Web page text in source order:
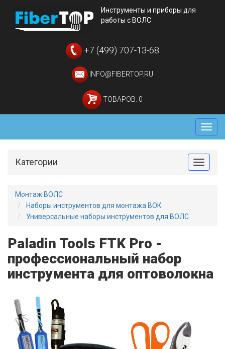
Инструменты и приборы для
работы с ВОЛС
+7 (499) 707-13-68
INFO@FIBERTOP.RU
ТОВАРОВ: 0
Меню
Toggle
Категории
Монтаж ВОЛС
Наборы инструментов для монтажа ВОК
Универсальные наборы инструментов для ВОЛС
Paladin Tools FTK Pro -
профессиональный набор
инструмента для оптоволокна